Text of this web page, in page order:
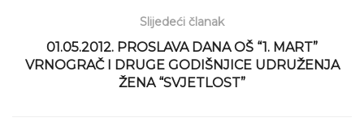
Slijedeći članak
01.05.2012. PROSLAVA DANA OŠ “1. MART”
VRNOGRAČ I DRUGE GODIŠNJICE UDRUŽENJA
ŽENA “SVJETLOST”